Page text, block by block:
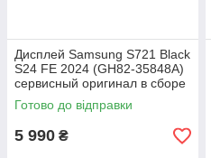
Дисплей Samsung S721 Black
S24 FE 2024 (GH82-35848A)
сервисный оригинал в сборе
с рамкой
Готово до відправки
5 990 ₴